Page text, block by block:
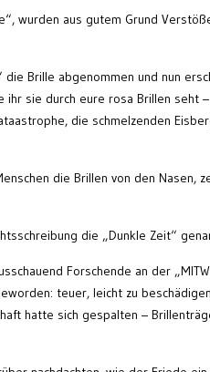
wurden aus gutem Grund
Brille abgenommen und nun
ihr sie durch eure rosa Brillen seht
die schmelzenden
die Brillen von den Nasen,
die „Dunkle Zeit“
Forschende an der
teuer, leicht zu
hatte sich gespalten –